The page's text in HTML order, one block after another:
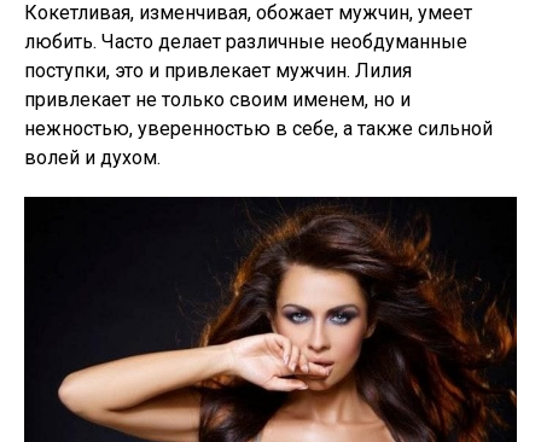
Кокетливая, изменчивая, обожает мужчин, умеет
любить. Часто делает различные необдуманные
поступки, это и привлекает мужчин. Лилия
привлекает не только своим именем, но и
нежностью, уверенностью в себе, а также сильной
волей и духом.